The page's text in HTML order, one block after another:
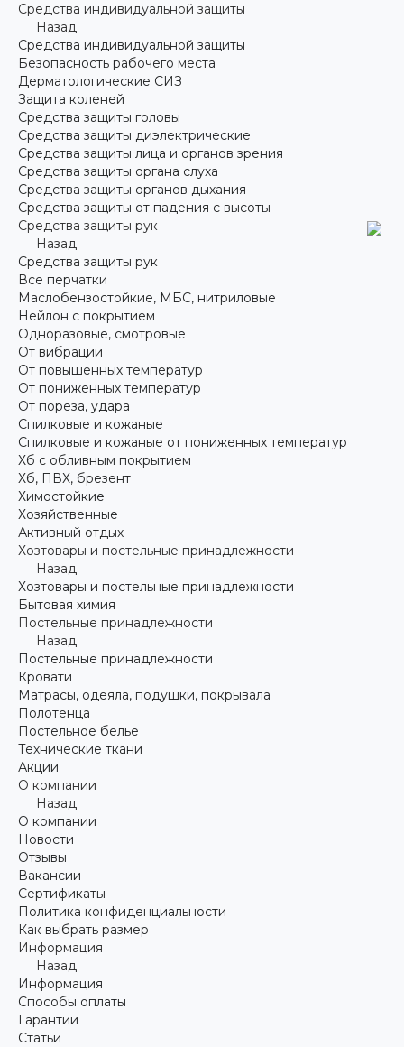
Средства индивидуальной защиты
Назад
Средства индивидуальной защиты
Безопасность рабочего места
Дерматологические СИЗ
Защита коленей
Средства защиты головы
Средства защиты диэлектрические
Средства защиты лица и органов зрения
Средства защиты органа слуха
Средства защиты органов дыхания
Средства защиты от падения с высоты
Средства защиты рук
Назад
Средства защиты рук
Все перчатки
Маслобензостойкие, МБС, нитриловые
Нейлон с покрытием
Одноразовые, смотровые
От вибрации
От повышенных температур
От пониженных температур
От пореза, удара
Спилковые и кожаные
Спилковые и кожаные от пониженных температур
Хб с обливным покрытием
Хб, ПВХ, брезент
Химостойкие
Хозяйственные
Активный отдых
Хозтовары и постельные принадлежности
Назад
Хозтовары и постельные принадлежности
Бытовая химия
Постельные принадлежности
Назад
Постельные принадлежности
Кровати
Матрасы, одеяла, подушки, покрывала
Полотенца
Постельное белье
Технические ткани
Акции
О компании
Назад
О компании
Новости
Отзывы
Вакансии
Сертификаты
Политика конфиденциальности
Как выбрать размер
Информация
Назад
Информация
Способы оплаты
Гарантии
Статьи